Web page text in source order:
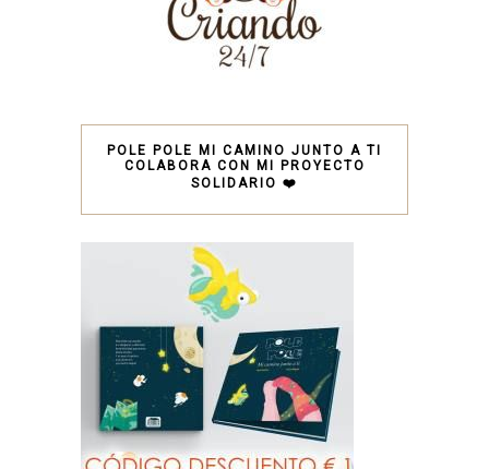
POLE POLE MI CAMINO JUNTO A TI
COLABORA CON MI PROYECTO
SOLIDARIO ❤️